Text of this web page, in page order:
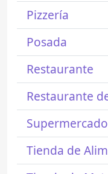
Pizzería
Posada
Restaurante
Restaurante
Supermercado
Tienda de